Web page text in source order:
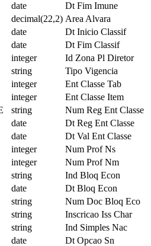
date
Dt Fim Imune
decimal(22,2) Area Alvara
date
Dt Inicio Classif
date
Dt Fim Classif
integer
Id Zona Pl Diretor
string
Tipo Vigencia
integer
Ent Classe Tab
integer
Ent Classe Item
string
Num Reg Ent Classe
date
Dt Reg Ent Classe
date
Dt Val Ent Classe
integer
Num Prof Ns
integer
Num Prof Nm
string
Ind Bloq Econ
date
Dt Bloq Econ
string
Num Doc Bloq Eco
string
Inscricao Iss Char
string
Ind Simples Nac
date
Dt Opcao Sn